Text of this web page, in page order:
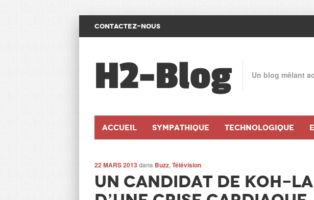
CONTACTEZ-NOUS
H2-Blog Un blog mêlant
Accueil SYMPATHIQUE TECHNOLOGIQUE
22 MARS 2013dans Buzz,Télévision
Un candidat de Koh-